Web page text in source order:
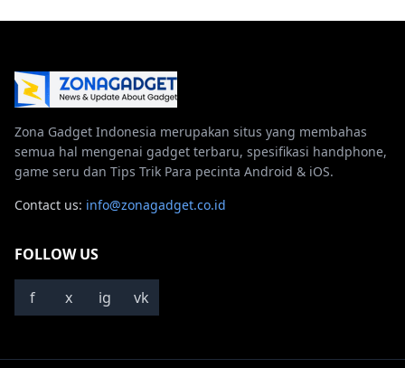
Zona Gadget Indonesia merupakan situs yang membahas
semua hal mengenai gadget terbaru, spesifikasi handphone,
game seru dan Tips Trik Para pecinta Android & iOS.
Contact us: info@zonagadget.co.id
FOLLOW US
f x ig vk